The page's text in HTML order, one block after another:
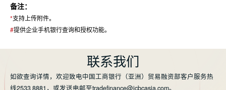
备注：
*支持上传附件。
#提供企业手机银行查询和授权功能。
联系我们
如欲查询详情，欢迎致电中国工商银行（亚洲）贸易融资部客户服务热
线2533 8881，或发送电邮至tradefinance@icbcasia.com。